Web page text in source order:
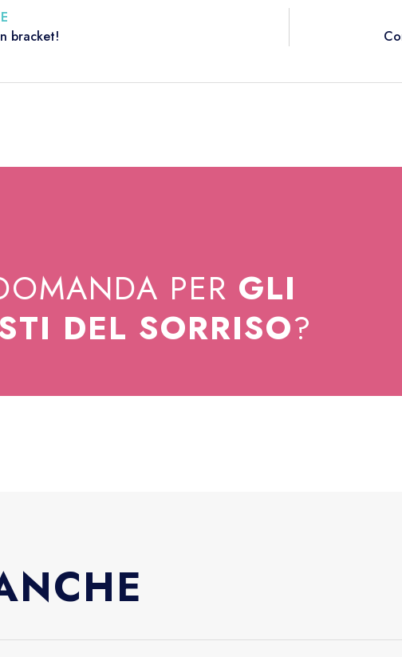
bracket!
PER GLI
DEL SORRISO?